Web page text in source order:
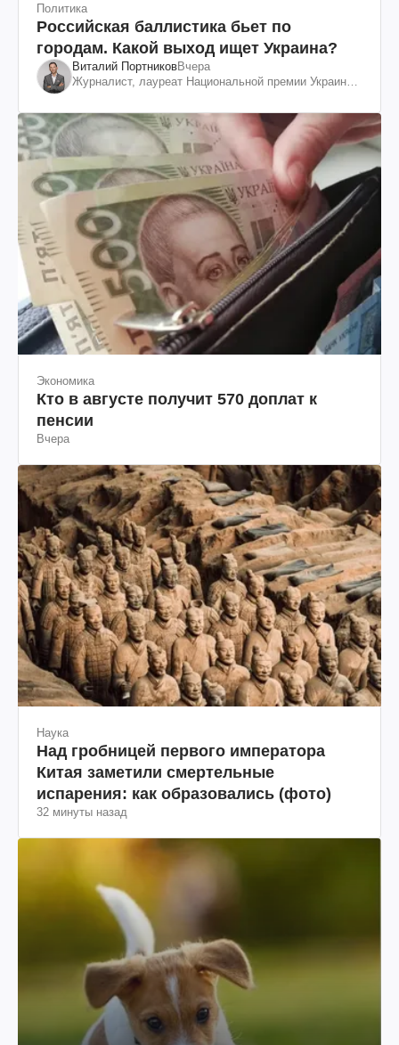
Политика
Российская баллистика бьет по
городам. Какой выход ищет Украина?
Виталий ПортниковВчера
Журналист, лауреат Национальной премии Украины
Экономика
Кто в августе получит 570 доплат к
пенсии
Вчера
Наука
Над гробницей первого императора
Китая заметили смертельные
испарения: как образовались (фото)
32 минуты назад